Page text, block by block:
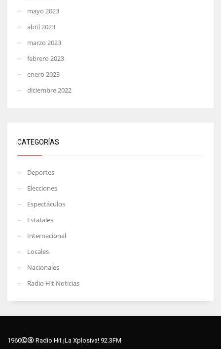
mayo 2023
abril 2023
marzo 2023
febrero 2023
enero 2023
diciembre 2022
CATEGORÍAS
Deportes
Elecciones
Espectáculos
Estatales
Internacional
Locales
Nacionales
Radio Hit Noticias
1960
Radio Hit ¡La Xplosiva! 92.3FM